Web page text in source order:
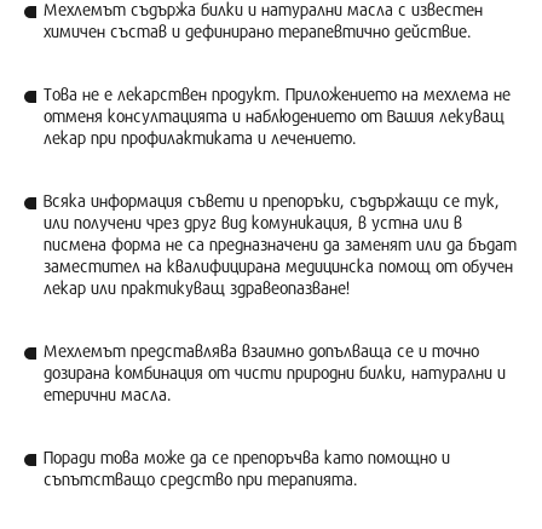
Мехлемът съдържа билки и натурални масла с известен
химичен състав и дефинирано терапевтично действие.
Това не е лекарствен продукт. Приложението на мехлема не
отменя консултацията и наблюдението от Вашия лекуващ
лекар при профилактиката и лечението.
Всяка информация съвети и препоръки, съдържащи се тук,
или получени чрез друг вид комуникация, в устна или в
писмена форма не са предназначени да заменят или да бъдат
заместител на квалифицирана медицинска помощ от обучен
лекар или практикуващ здравеопазване!
Мехлемът представлява взаимно допълваща се и точно
дозирана комбинация от чисти природни билки, натурални и
етерични масла.
Поради това може да се препоръчва като помощно и
съпътстващо средство при терапията.